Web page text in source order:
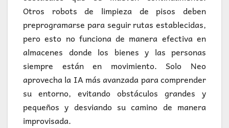
Otros robots de limpieza de pisos deben
preprogramarse para seguir rutas establecidas,
pero esto no funciona de manera efectiva en
almacenes donde los bienes y las personas
siempre están en movimiento. Solo Neo
aprovecha la IA más avanzada para comprender
su entorno, evitando obstáculos grandes y
pequeños y desviando su camino de manera
improvisada.